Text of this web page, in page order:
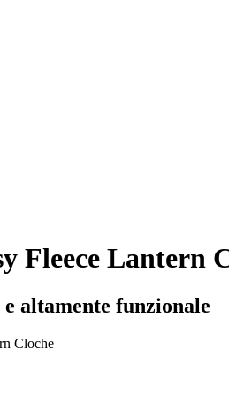
Fleece Lantern
altamente funzionale
Cloche